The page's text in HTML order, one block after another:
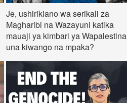
Je, ushirikiano wa serikali za
Magharibi na Wazayuni katika
mauaji ya kimbari ya Wapalestina
una kiwango na mpaka?